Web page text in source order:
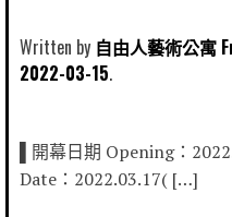
Written by 自由人藝術公寓
2022-03-15
▌開幕日期 Opening：
Date：2022.03.17( […]